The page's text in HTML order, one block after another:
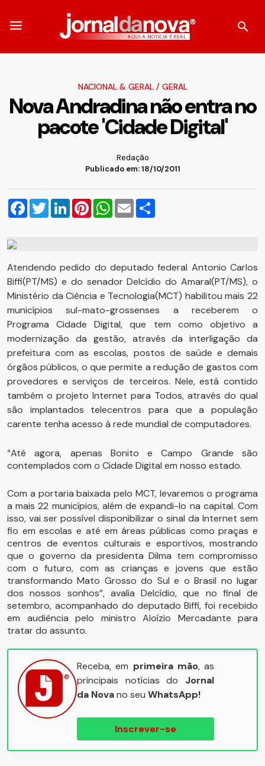
NACIONAL & GERAL/ GERAL
Nova Andradina não entra no
pacote 'Cidade Digital'
Redação
Publicado em: 18/10/2011
Facebook
TwitterLinkedInPinterestWhatsApp
Email
Atendendo pedido do deputado federal Antonio Carlos
Biffi(PT/MS) e do senador Delcídio do Amaral(PT/MS), o
Ministério da Ciência e Tecnologia(MCT) habilitou mais 22
municípios sul-mato-grossenses a receberem o
Programa Cidade Digital, que tem como objetivo a
modernização da gestão, através da interligação da
prefeitura com as escolas, postos de saúde e demais
órgãos públicos, o que permite a redução de gastos com
provedores e serviços de terceiros. Nele, está contido
também o projeto Internet para Todos, através do qual
são implantados telecentros para que a população
carente tenha acesso à rede mundial de computadores.
“Até agora, apenas Bonito e Campo Grande são
contemplados com o Cidade Digital em nosso estado.
Com a portaria baixada pelo MCT, levaremos o programa
a mais 22 municípios, além de expandi-lo na capital. Com
isso, vai ser possível disponibilizar o sinal da Internet sem
fio em escolas e até em áreas públicas como praças e
centros de eventos culturais e esportivos, mostrando
que o governo da presidenta Dilma tem compromisso
com o futuro, com as crianças e jovens que estão
transformando Mato Grosso do Sul e o Brasil no lugar
dos nossos sonhos”, avalia Delcídio, que no final de
setembro, acompanhado do deputado Biffi, foi recebido
em audiência pelo ministro Aloízio Mercadante para
tratar do assunto.
Receba, em primeira mão, as
principais notícias do Jornal
da Novano seu WhatsApp!
Inscrever-se